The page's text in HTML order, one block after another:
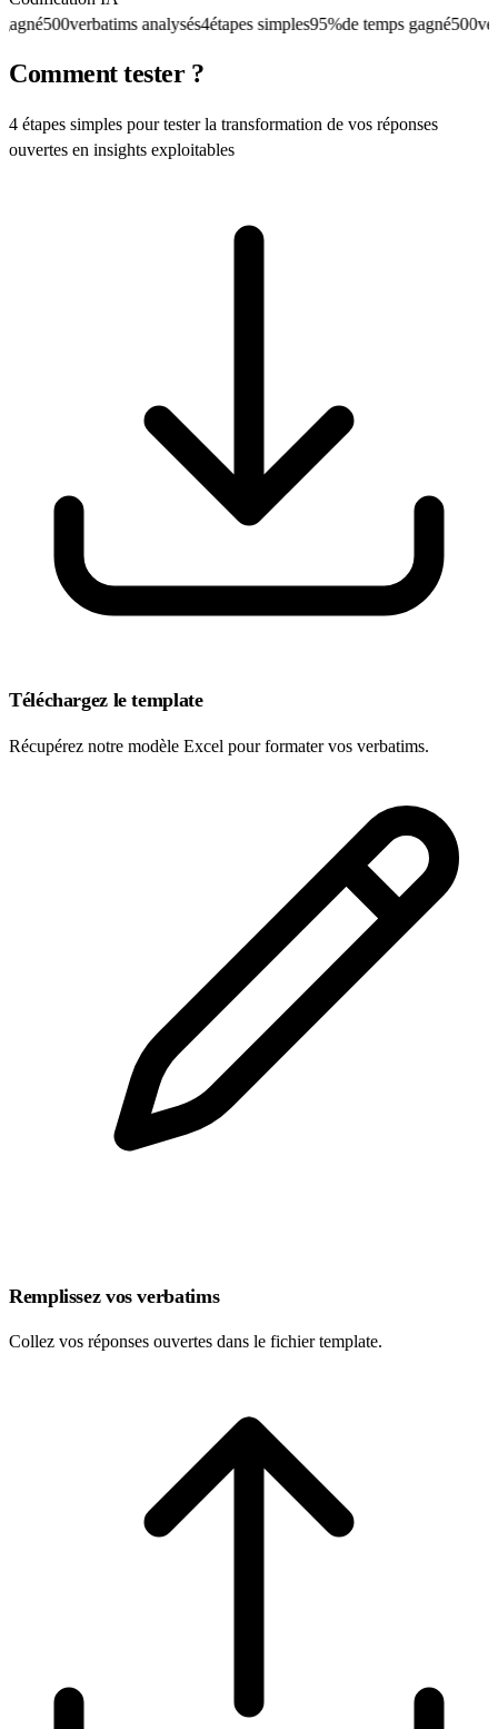
500verbatims analysés4étapes simples95%de temps gagné500
Comment tester ?
4 étapes simples pour tester la transformation de vos réponses
ouvertes en insights exploitables
Téléchargez le template
Récupérez notre modèle Excel pour formater vos verbatims.
Remplissez vos verbatims
Collez vos réponses ouvertes dans le fichier template.